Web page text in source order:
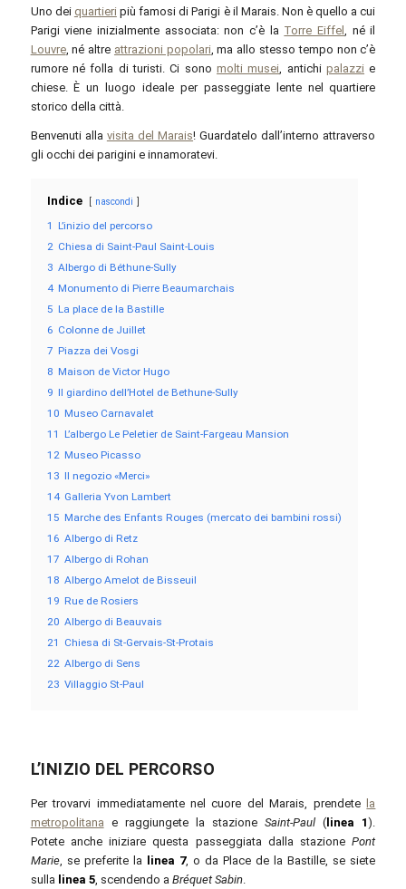
Uno dei quartieri più famosi di Parigi è il Marais. Non è quello a cui
Parigi viene inizialmente associata: non c’è la Torre Eiffel , né il
Louvre, né altre attrazioni popolari , ma allo stesso tempo non c’è
rumore né folla di turisti. Ci sonomolti musei , antichipalazzi e
chiese. È un luogo ideale per passeggiate lente nel quartiere
storico della città.
Benvenuti alla visita del Marais! Guardatelo dall’interno attraverso
gli occhi dei parigini e innamoratevi.
Indice nascondi
1 L’inizio del percorso
2 Chiesa di Saint-Paul Saint-Louis
3 Albergo di Béthune-Sully
4 Monumento di Pierre Beaumarchais
5 La place de la Bastille
6 Colonne de Juillet
7 Piazza dei Vosgi
8 Maison de Victor Hugo
9 Il giardino dell’Hotel de Bethune-Sully
10 Museo Carnavalet
11 L’albergo Le Peletier de Saint-Fargeau Mansion
12 Museo Picasso
13 Il negozio «Merci»
14 Galleria Yvon Lambert
15 Marche des Enfants Rouges (mercato dei bambini rossi)
16 Albergo di Retz
17 Albergo di Rohan
18 Albergo Amelot de Bisseuil
19 Rue de Rosiers
20 Albergo di Beauvais
21
Chiesa di St-Gervais-St-Protais
22 Albergo di Sens
23 Villaggio St-Paul
L’INIZIO DEL PERCORSO
Per trovarvi immediatamente nel cuore del Marais, prendete
la
metropolitana e raggiungete la stazioneSaint-Paul ( linea 1).
Potete anche iniziare questa passeggiata dalla stazionePont
Marie, se preferite la linea 7, o da Place de la Bastille, se siete
sulla linea 5, scendendo a Bréquet Sabin.